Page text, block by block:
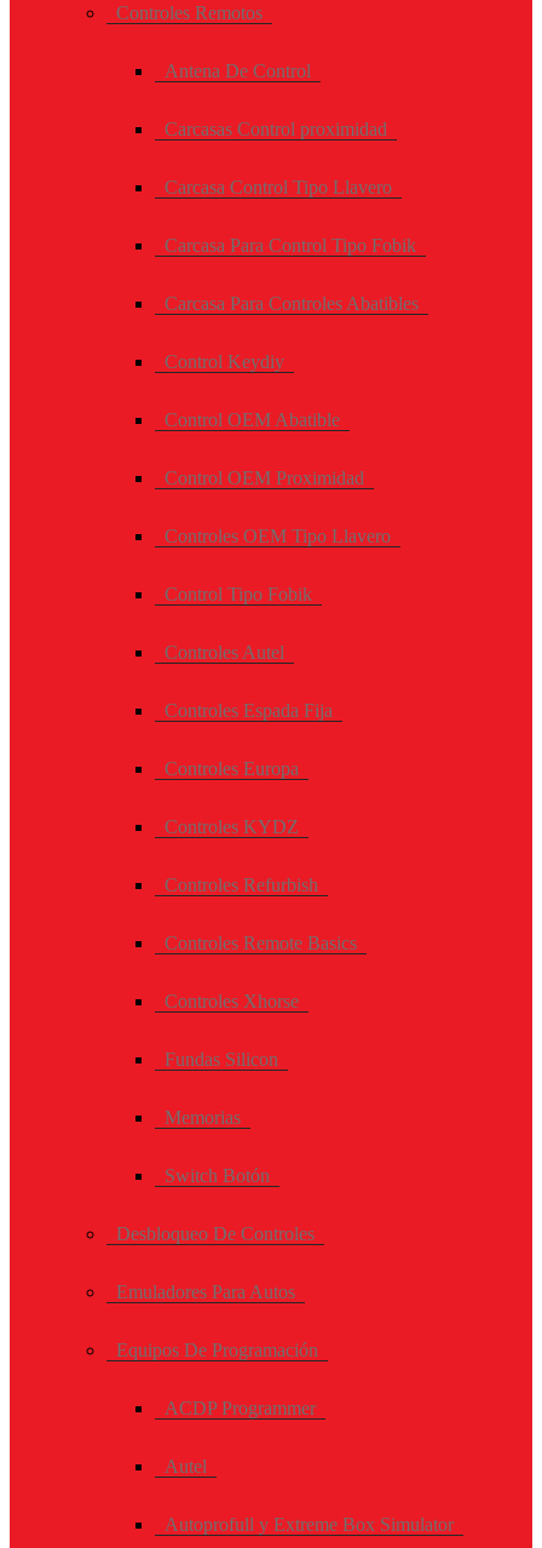
Controles Remotos
Antena De Control
Carcasas Control proximidad
Carcasa Control Tipo Llavero
Carcasa Para Control Tipo Fobik
Carcasa Para Controles Abatibles
Control Keydiy
Control OEM Abatible
Control OEM Proximidad
Controles OEM Tipo Llavero
Control Tipo Fobik
Controles Autel
Controles Espada Fija
Controles Europa
Controles KYDZ
Controles Refurbish
Controles Remote Basics
Controles Xhorse
Fundas Silicon
Memorias
Switch Botón
Desbloqueo De Controles
Emuladores Para Autos
Equipos De Programación
ACDP Programmer
Autel
Autoprofull y Extreme Box Simulator